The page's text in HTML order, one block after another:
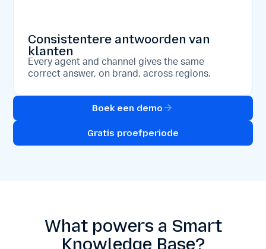
Consistentere antwoorden van
klanten
Every agent and channel gives the same
correct answer, on brand, across regions.
Boek een demo
Gratis proefperiode
What powers a Smart
Knowledge Base?